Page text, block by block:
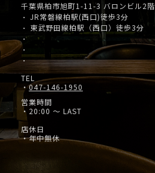
千葉県柏市旭町1-11-3 バロンビル2階
・ JR常磐線柏駅(西口)徒歩3分
・ 東武野田線柏駅（西口）徒歩3分
・
・
・
TEL
・047-146-1950
営業時間
・20:00 ～ LAST
店休日
・年中無休